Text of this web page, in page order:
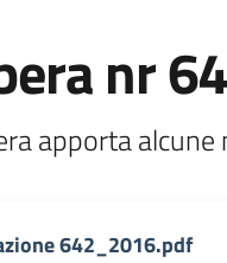
nr
apporta
642_2016.pdf